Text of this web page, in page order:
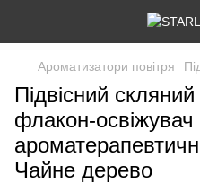
Ароматизатори повітря
Підвісний
флакон-освіжувач
Чайне дерево